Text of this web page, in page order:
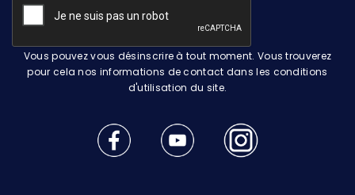
Vous pouvez vous désinscrire à tout moment. Vous trouverez
pour cela nos informations de contact dans les conditions
d'utilisation du site.